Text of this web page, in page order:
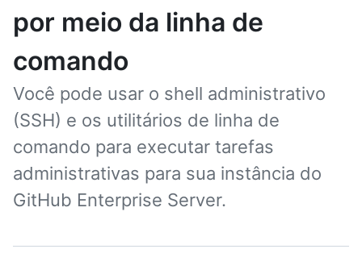
por meio da linha de
comando
Você pode usar o shell administrativo
(SSH) e os utilitários de linha de
comando para executar tarefas
administrativas para sua instância do
GitHub Enterprise Server.